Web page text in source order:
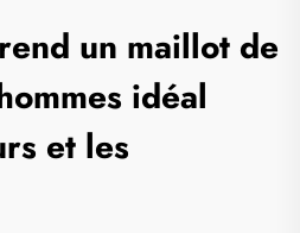
un maillot de
idéal
et les